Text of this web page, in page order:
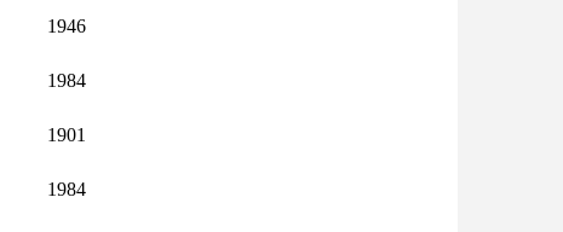
1946
1984
1901
1984